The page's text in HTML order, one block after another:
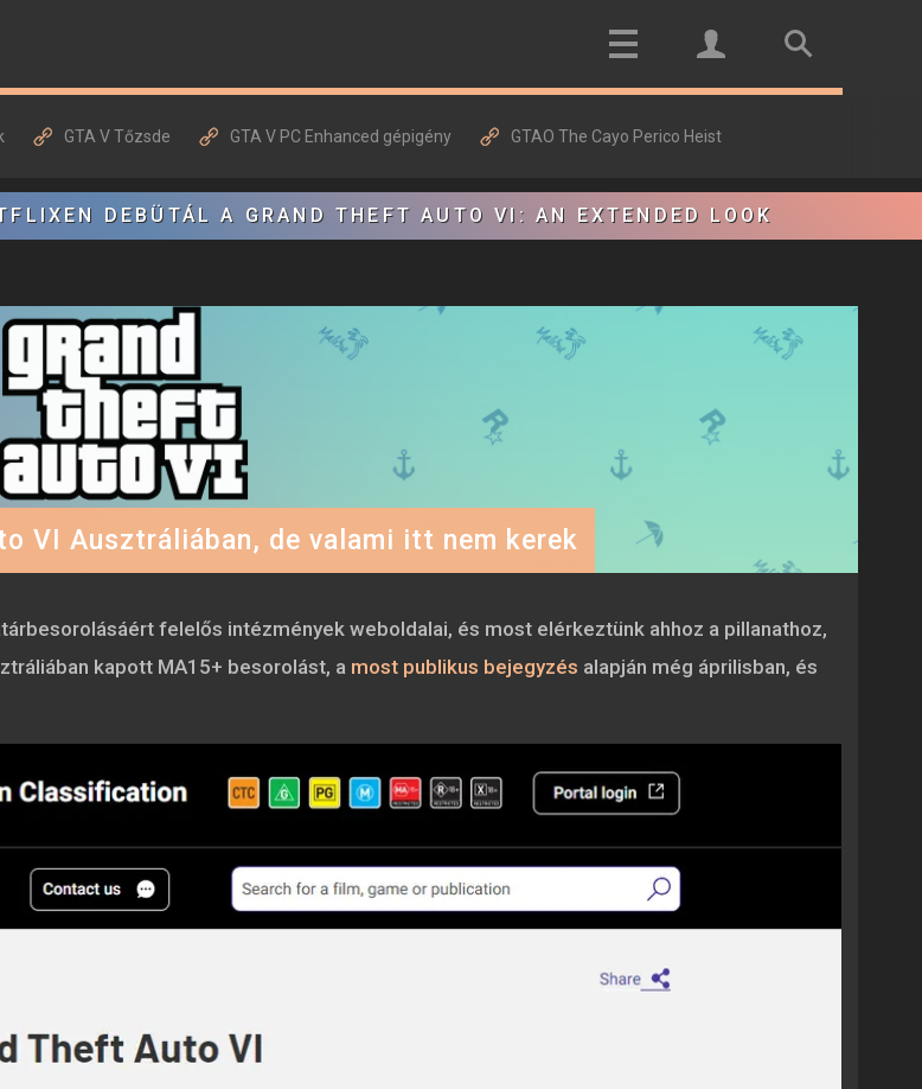
GTA V Tőzsde GTA V PC Enhanced gépigény GTAO The Cayo Perico Heist
DEBÜTÁL A GRAND THEFT AUTO VI: AN EXTENDED LOOK
VI Ausztráliában, de valami itt nem kerek
felelős intézmények weboldalai, és most elérkeztünk ahhoz a pillanathoz,
kapott MA15+ besorolást, a most publikus bejegyzés alapján még áprilisban, és